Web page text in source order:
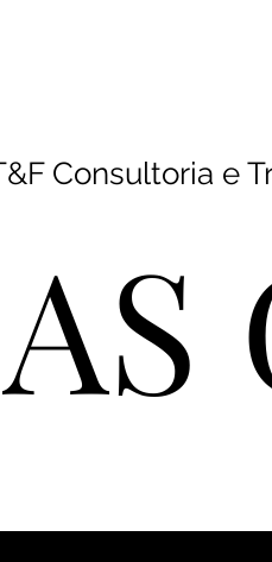
Consultoria e